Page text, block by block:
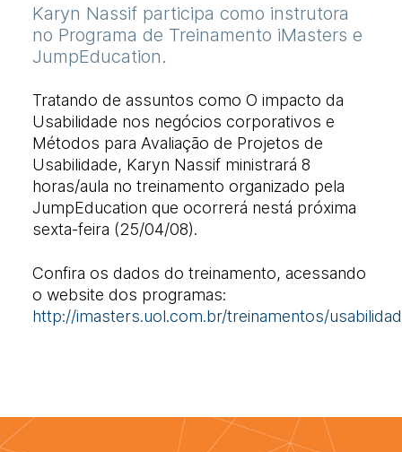
Karyn Nassif participa como instrutora
no Programa de Treinamento iMasters e
JumpEducation.
Tratando de assuntos como O impacto da
Usabilidade nos negócios corporativos e
Métodos para Avaliação de Projetos de
Usabilidade, Karyn Nassif ministrará 8
horas/aula no treinamento organizado pela
JumpEducation que ocorrerá nestá próxima
sexta-feira (25/04/08).
Confira os dados do treinamento, acessando
o website dos programas:
http://imasters.uol.com.br/treinamentos/